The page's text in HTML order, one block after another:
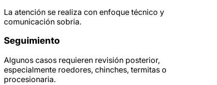
La atención se realiza con enfoque técnico y
comunicación sobria.
Seguimiento
Algunos casos requieren revisión posterior,
especialmente roedores, chinches, termitas o
procesionaria.